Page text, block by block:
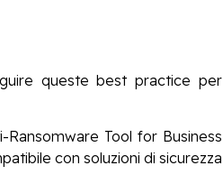
queste best practice per
Tool for Business
con soluzioni di sicurezza